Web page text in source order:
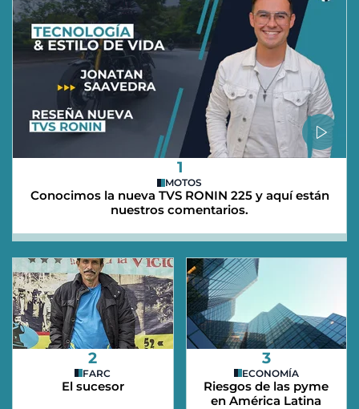
1
MOTOS
Conocimos la nueva TVS RONIN 225 y aquí están
nuestros comentarios.
2
FARC
El sucesor
3
ECONOMÍA
Riesgos de las pyme
en América Latina